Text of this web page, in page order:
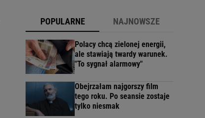
POPULARNE NAJNOWSZE
Polacy chcą zielonej energii,
ale stawiają twardy warunek.
"To sygnał alarmowy"
Obejrzałam najgorszy film
tego roku. Po seansie zostaje
tylko niesmak